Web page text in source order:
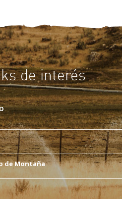
de interés
de Montaña